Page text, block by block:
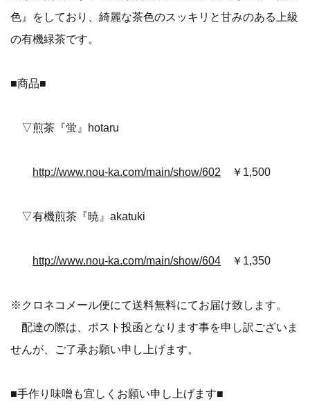
色』をしており、綺麗な茶色のスッキリと甘みのある上級
の有機緑茶です。
■商品■
▽煎茶『蛍』hotaru
http://www.nou-ka.com/main/show/602 ￥1,500
▽有機煎茶『暁』akatuki
http://www.nou-ka.com/main/show/604 ￥1,350
※クロネコメール便にて送料無料にてお届け致します。
配達の際は、ポスト投函となります事を申し訳ございま
せんが、ご了承お願い申し上げます。
■手作り味噌も宜しくお願い申し上げます■